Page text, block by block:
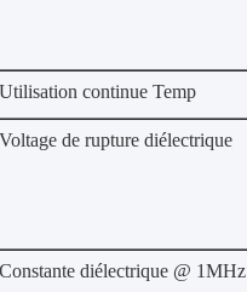
Utilisation continue Temp
Voltage de rupture diélectrique
Constante diélectrique @ 1MHz